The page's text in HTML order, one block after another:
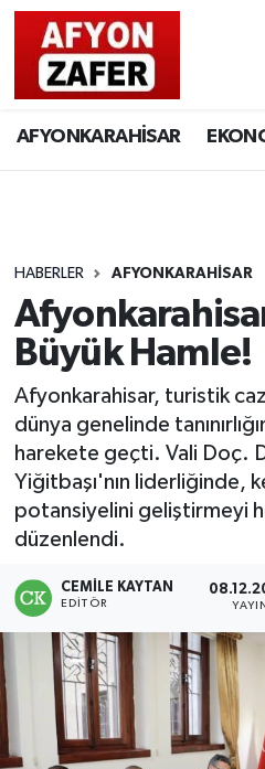
AFYONKARAHİSAR
HABERLER AFYONKARAHİSAR
Büyük Hamle!
Afyonkarahisar, turistik
dünya genelinde
harekete geçti. Vali Doç.
Yiğitbaşı'nın liderliğinde,
potansiyelini geliştirmeyi
düzenlendi.
CEMILE KAYTAN
EDITÖR